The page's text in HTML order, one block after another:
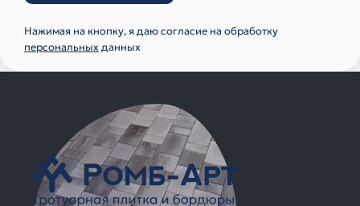
Нажимая на кнопку, я даю согласие на обработку
персональныхданных